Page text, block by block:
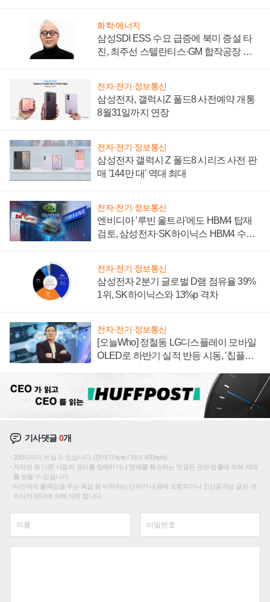
화학·에너지
삼성SDI ESS 수요 급증에 북미 증설 타
진, 최주선 스텔란티스·GM 합작공장 건
전자·전기·정보통신
삼성전자, 갤럭시Z 폴드8 사전예약 개통
8월31일까지 연장
전자·전기·정보통신
삼성전자 갤럭시 Z 폴드8 시리즈 사전 판
매 '144만 대' 역대 최대
전자·전기·정보통신
엔비디아 '루빈 울트라'에도 HBM4 탑재
검토, 삼성전자·SK하이닉스 HBM4 수율
전자·전기·정보통신
삼성전자 2분기 글로벌 D램 점유율 39%
1위, SK하이닉스와 13%p 격차
전자·전기·정보통신
[오늘Who] 정철동 LG디스플레이 모바일
OLED로 하반기 실적 반등 시동, '칩플레
기사댓글0개
200자까지 쓰실 수 있습니다. (현재 0 byte / 최대 400byte)
저작권 등 다른 사람의 권리를 침해하거나 명예를 훼손하는 댓글은 관련 법률에 의해 제재
를 받을 수 있습니다.
타인에게 불쾌감을 주는 욕설 등 비하하는 단어가 내용에 포함되거나 인신공격성 글은 관
리자의 판단에 의해 삭제 합니다.